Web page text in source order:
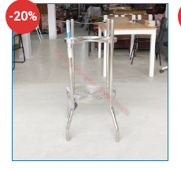
340,000₫.
-20%